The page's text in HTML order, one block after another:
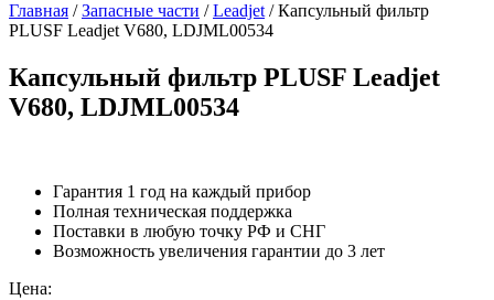
Главная /Запасные части /Leadjet / Капсульный фильтр
PLUSF Leadjet V680, LDJML00534
Капсульный фильтр PLUSF Leadjet
V680, LDJML00534
Гарантия 1 год на каждый прибор
Полная техническая поддержка
Поставки в любую точку РФ и СНГ
Возможность увеличения гарантии до 3 лет
Цена: